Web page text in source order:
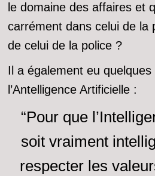
le domaine des affaires et
carrément dans celui de la
de celui de la police ?
Il a également eu
l’Antelligence Artificielle :
“Pour que
soit vraiment
respecter les